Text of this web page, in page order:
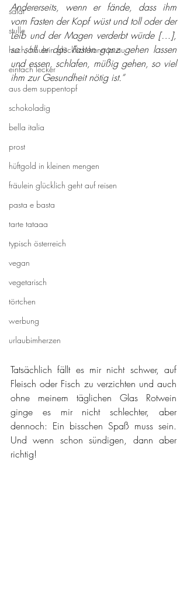
salat
stulle
huch, fräulein glücklich kann ja au
einfach lecker
aus dem suppentopf
schokoladig
bella italia
prost
hüftgold in kleinen mengen
fräulein glücklich geht auf reisen
pasta e basta
tarte tataaa
typisch österreich
vegan
vegetarisch
törtchen
werbung
urlaubimherzen
Andererseits, wenn er fände, dass ihm
vom Fasten der Kopf wüst und toll oder der
Leib und der Magen verderbt würde […],
so soll er das Fasten ganz gehen lassen
und essen, schlafen, müßig gehen, so viel
ihm zur Gesundheit nötig ist.“
Tatsächlich fällt es mir nicht schwer, auf
Fleisch oder Fisch zu verzichten und auch
ohne meinem täglichen Glas Rotwein
ginge es mir nicht schlechter, aber
dennoch: Ein bisschen Spaß muss sein.
Und wenn schon sündigen, dann aber
richtig!